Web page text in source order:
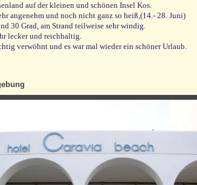
auf der kleinen und schönen Insel Kos.
angenehm und noch nicht ganz so heiß,(14.- 28. Juni)
30 Grad, am Strand teilweise sehr windig.
lecker und reichhaltig.
verwöhnt und es war mal wieder ein schöner Urlaub.